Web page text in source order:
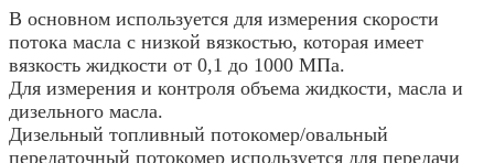
В основном используется для измерения скорости
потока масла с низкой вязкостью, которая имеет
вязкость жидкости от 0,1 до 1000 МПа.
Для измерения и контроля объема жидкости, масла и
дизельного масла.
Дизельный топливный потокомер/овальный
передаточный потокомер используется для передачи